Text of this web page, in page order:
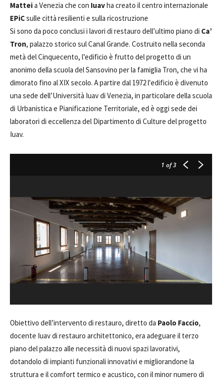
Matteia Venezia che con Iuavha creato il centro internazionale
EPiCsulle città resilienti e sulla ricostruzione
Si sono da poco conclusi i lavori di restauro dell’ultimo piano di Ca’
Tron, palazzo storico sul Canal Grande. Costruito nella seconda
metà del Cinquecento, l’edificio è frutto del progetto di un
anonimo della scuola del Sansovino per la famiglia Tron, che vi ha
dimorato fino al XIX secolo. A partire dal 1972 l'edificio è divenuto
una sede dell’Università Iuav di Venezia, in particolare della scuola
di Urbanistica e Pianificazione Territoriale, ed è oggi sede dei
laboratori di eccellenza del Dipartimento di Culture del progetto
Iuav.
1 of 3
Obiettivo dell’intervento di restauro, diretto da Paolo Faccio,
docente Iuav di restauro architettonico, era adeguare il terzo
piano del palazzo alle necessità di nuovi spazi lavorativi,
dotandolo di impianti funzionali innovativi e migliorandone la
struttura e il comfort termico e acustico, con il minor numero di